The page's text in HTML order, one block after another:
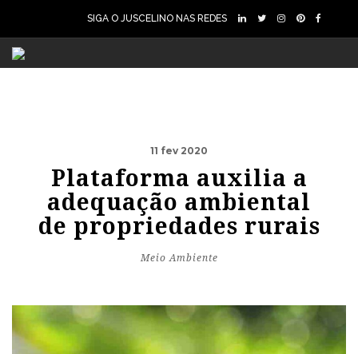
SIGA O JUSCELINO NAS REDES
11 fev 2020
Plataforma auxilia a
adequação ambiental
de propriedades rurais
Meio Ambiente